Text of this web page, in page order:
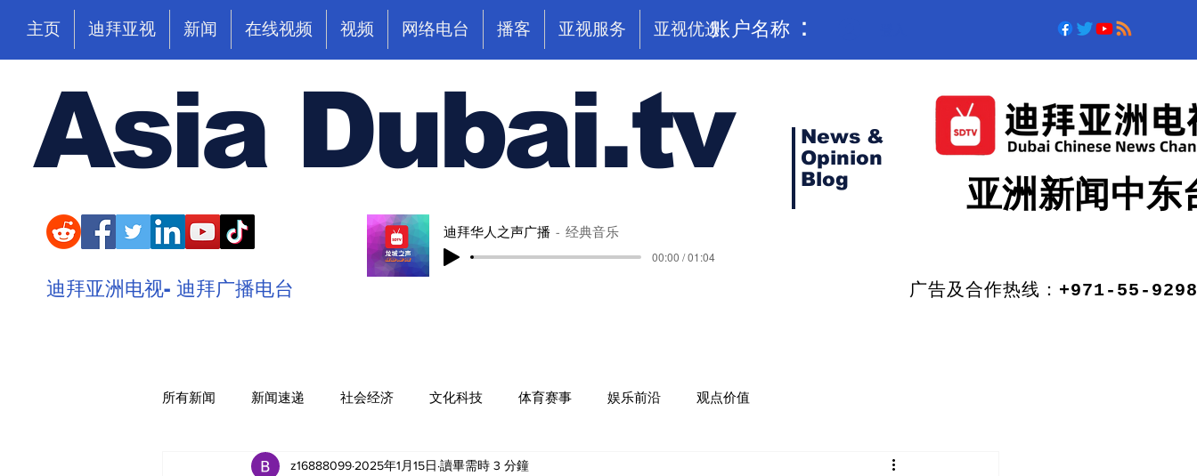
主页 迪拜亚视 新闻 在线视频 视频 网络电台 播客 亚视服务 亚视优选账户名称 ：
Asia Dubai.tv
News &
Opinion
Blog
迪拜亚洲电视- 迪拜广播电台
迪拜华人之声广播
经典音乐
00:00 / 01:04
亚洲新闻中东
​广告及合作热线： +971-55-
所有新闻 新闻速递 社会经济 文化科技 体育赛事 娱乐前沿 观点价值
z16888099 2025年1月15日 讀畢需時 3 分鐘